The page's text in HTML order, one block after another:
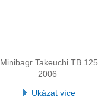
Minibagr Takeuchi TB 125
2006
Ukázat více